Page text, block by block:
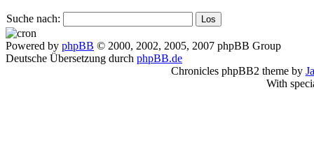
Suche nach:
Powered by phpBB © 2000, 2002, 2005, 2007 phpBB Group
Deutsche Übersetzung durch phpBB.de
Chronicles phpBB2 theme by
With